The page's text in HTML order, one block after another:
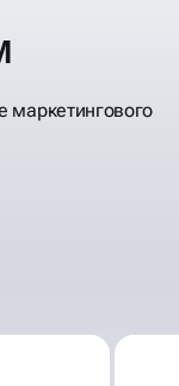
маркетингового